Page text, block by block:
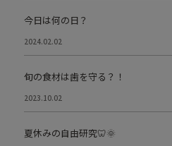
今日は何の日？
2024.02.02
旬の食材は歯を守る？！
2023.10.02
夏休みの自由研究🦷🌞